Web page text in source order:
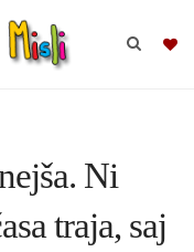
Ni
traja, saj